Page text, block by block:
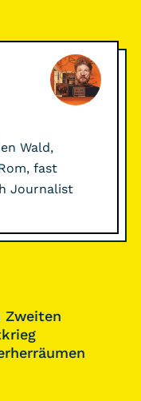
Wald,
fast
Journalist
Zweiten